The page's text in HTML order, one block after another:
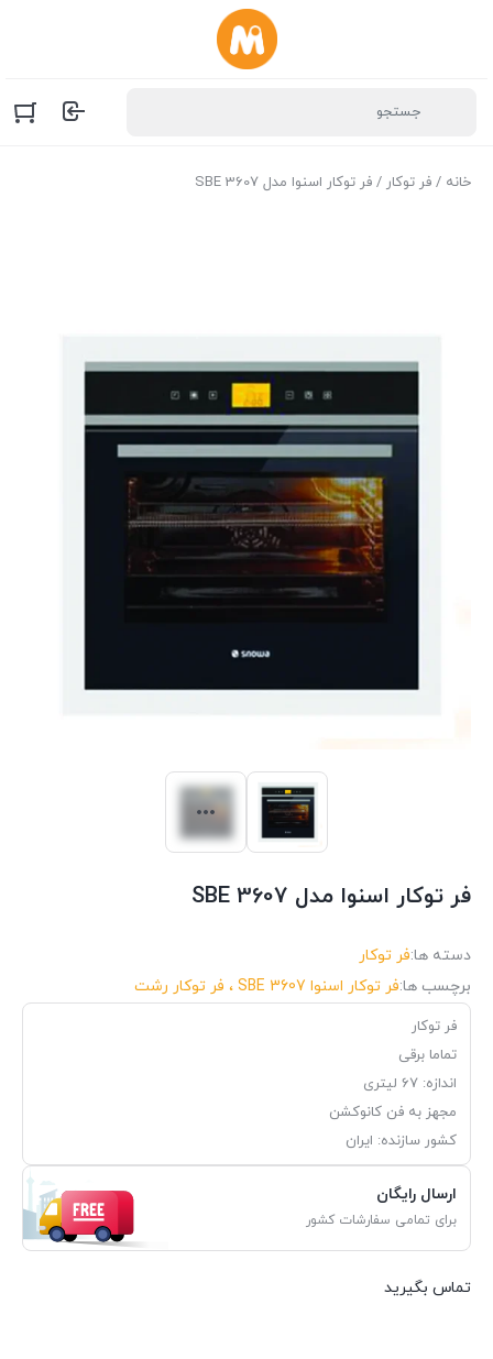
خانه / فر توکار / فر توکار اسنوا مدل SBE 3607
فر توکار اسنوا مدل SBE 3607
دسته ها:فر توکار
برچسب ها:فر توکار اسنوا SBE 3607 ، فر توکار رشت
فر توکار
تماما برقی
اندازه: 67 لیتری
مجهز به فن کانوکشن
کشور سازنده: ایران
ارسال رایگان
برای تمامی سفارشات کشور
تماس بگیرید